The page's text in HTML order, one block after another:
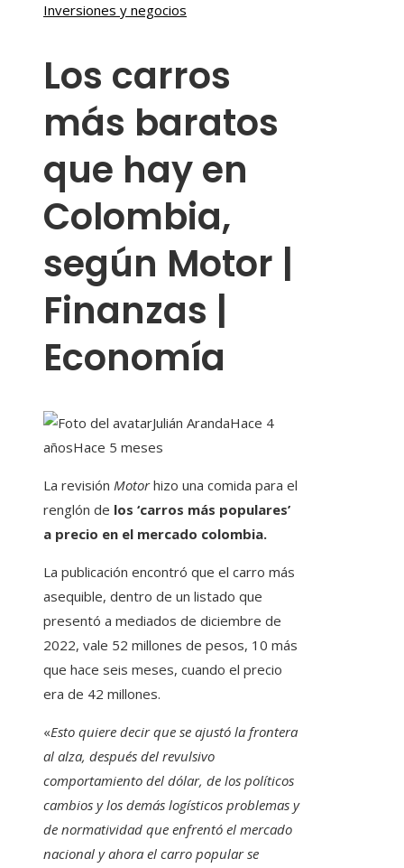
Inversiones y negocios
Los carros
más baratos
que hay en
Colombia,
según Motor |
Finanzas |
Economía
Julián ArandaHace 4
añosHace 5 meses
La revisión Motorhizo una comida para el
renglón de los ‘carros más populares’
a precio en el mercado colombia.
La publicación encontró que el carro más
asequible, dentro de un listado que
presentó a mediados de diciembre de
2022, vale 52 millones de pesos, 10 más
que hace seis meses, cuando el precio
era de 42 millones.
«Esto quiere decir que se ajustó la frontera
al alza, después del revulsivo
comportamiento del dólar, de los políticos
cambios y los demás logísticos problemas y
de normatividad que enfrentó el mercado
nacional y ahora el carro popular se